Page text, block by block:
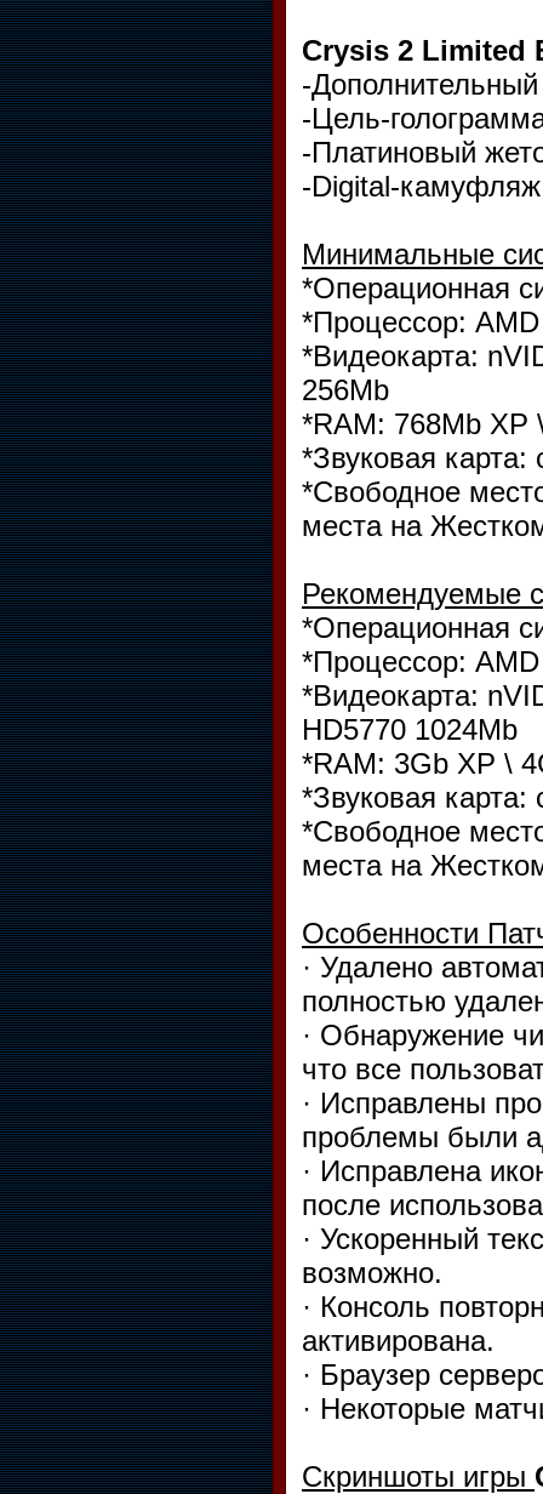
Crysis 2 Limited
-
-Цель-
-Платиновый
-Digital-
Минимальные
*Операционная
*Процессор:
*Видеокарта:
256Mb
*RAM: 768Mb XP
*Звуковая
*Свободное
места на
Рекомендуемые
*Операционная
*Процессор:
*Видеокарта:
HD5770 1024Mb
*RAM: 3Gb XP \
*Звуковая
*Свободное
места на
Особенности
· Удалено
полностью
· Обнаружение
что все
· Исправлены
проблемы были
· Исправлена
после
· Ускоренный
возможно.
· Консоль
активирована.
· Браузер
· Некоторые
Скриншоты игры